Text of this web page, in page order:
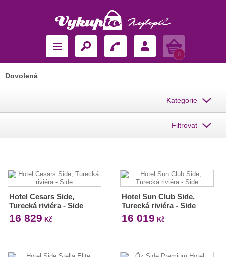
Košík
0
Dovolená
Kategorie
Filtrovat
Hotel Cesars Side,
Turecká riviéra - Side
16 829 Kč
Hotel Sun Club Side,
Turecká riviéra - Side
16 019 Kč